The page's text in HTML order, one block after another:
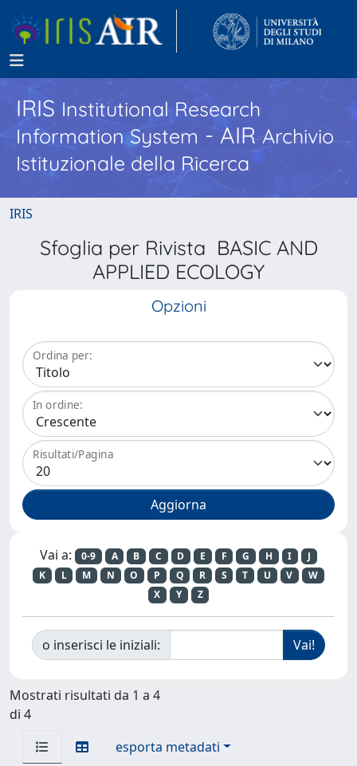
IRISInstitutional Research
Information System - AIR Archivio
Istituzionale della Ricerca
IRIS
Sfoglia per Rivista BASIC AND
APPLIED ECOLOGY
Opzioni
Ordina per:
In ordine:
Risultati/Pagina
Vai a: 0-9 A B C D E F G H I
J
K
L M N O P Q R S T U V
W
X
Y Z
o inserisci le iniziali:
Mostrati risultati da 1 a 4
di 4
esporta metadati